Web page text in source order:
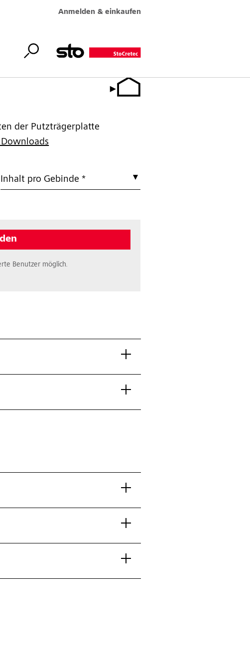
Anmelden & einkaufen
der Putzträgerplatte
Inhalt pro Gebinde *
Benutzer möglich.